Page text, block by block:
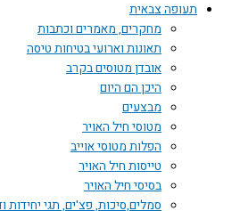
תעופה צבאית
מחקרים, מאמרים וכתבות
תאונות וארועי בטיחות טיסה
אובדן מטוסים בקרב
היכן הם היום
מבצעים
מטוסי חיל האויר
הפלות מטוסי אוייב
טייסות חיל האויר
בסיסי חיל האויר
סמלים,סיכות, פצ'ים, תגי יחידות